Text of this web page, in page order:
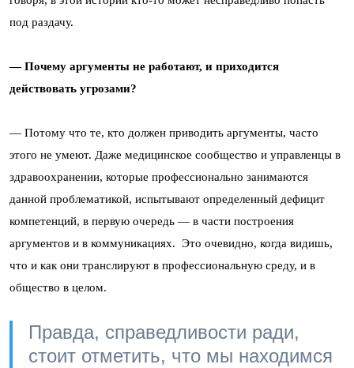
под раздачу.
— Почему аргументы не работают, и приходится
действовать угрозами?
— Потому что те, кто должен приводить аргументы, часто
этого не умеют. Даже медицинское сообщество и управленцы в
здравоохранении, которые профессионально занимаются
данной проблематикой, испытывают определенный дефицит
компетенций, в первую очередь — в части построения
аргументов и в коммуникациях. Это очевидно, когда видишь,
что и как они транслируют в профессиональную среду, и в
общество в целом.
Правда, справедливости ради,
стоит отметить, что мы находимся